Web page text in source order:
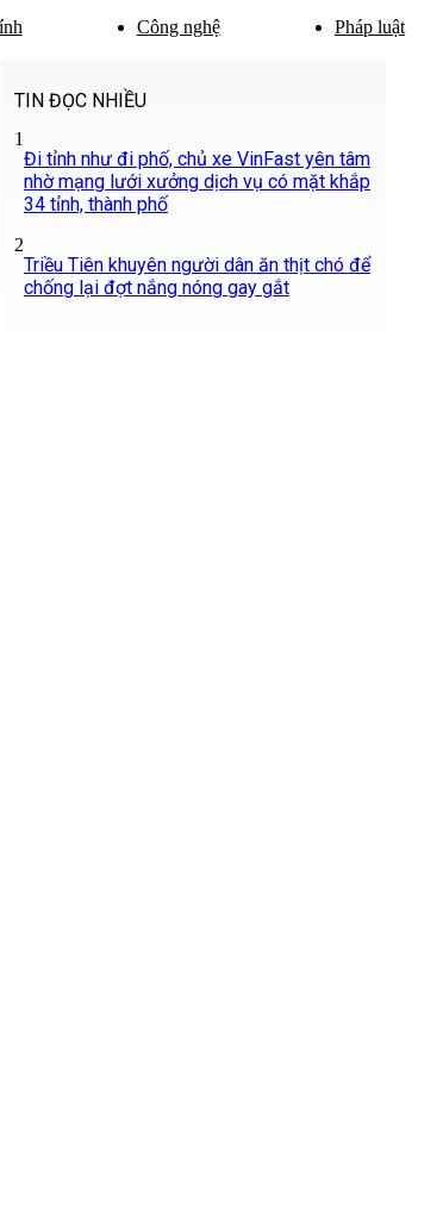
Công nghệ Pháp luật
TIN ĐỌC NHIỀU
1
Đi tỉnh như đi phố, chủ xe VinFast yên tâm
nhờ mạng lưới xưởng dịch vụ có mặt khắp
34 tỉnh, thành phố
2
Triều Tiên khuyên người dân ăn thịt chó để
chống lại đợt nắng nóng gay gắt